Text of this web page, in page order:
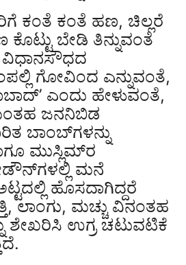
ಕಂತೆ ಕಂತೆ ಹಣ, ಚಿಲ್ಲರೆ
ಬೇಡಿ ತಿನ್ನುವಂತೆ
ವಿಧಾನಸೌಧದ
ಗೋವಿಂದ ಎನ್ನುವಂತೆ,
ಎಂದು ಹೇಳುವಂತೆ,
ಜನನಿಬಿಡ
ಬಾಂಬ್‌ಗಳನ್ನು
ಮುಸ್ಲಿಮ್‌ರ
ಮನೆ
ಹೊಸದಾಗಿದ್ದರೆ
ಲಾಂಗು, ಮಚ್ಚು ವಿನಂತಹ
ಶೇಖರಿಸಿ ಉಗ್ರ ಚಟುವಟಿಕೆ